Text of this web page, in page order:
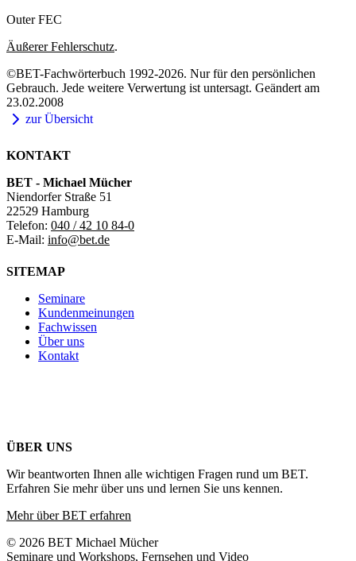
Outer FEC
Äußerer Fehlerschutz.
©BET-Fachwörterbuch 1992-2026. Nur für den persönlichen
Gebrauch. Jede weitere Verwertung ist untersagt. Geändert am
23.02.2008
zur Übersicht
KONTAKT
BET - Michael Mücher
Niendorfer Straße 51
22529 Hamburg
Telefon: 040 / 42 10 84-0
E-Mail: info@bet.de
SITEMAP
Seminare
Kundenmeinungen
Fachwissen
Über uns
Kontakt
ÜBER UNS
Wir beantworten Ihnen alle wichtigen Fragen rund um BET.
Erfahren Sie mehr über uns und lernen Sie uns kennen.
Mehr über BET erfahren
© 2026 BET Michael Mücher
Seminare und Workshops, Fernsehen und Video